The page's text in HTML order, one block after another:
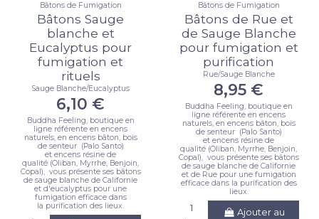
Bâtons de Fumigation
Bâtons Sauge
blanche et
Eucalyptus pour
fumigation et
rituels
Sauge Blanche/Eucalyptus
6,10 €
Buddha Feeling, boutique en
ligne référente en encens
naturels, en encens bâton, bois
de senteur (Palo Santo)
et encens résine de
qualité (Oliban, Myrrhe, Benjoin,
Copal), vous présente ses bâtons
de sauge blanche de Californie
et d'eucalyptus pour une
fumigation efficace dans
la purification des lieux.
Bâtons de Fumigation
Bâtons de Rue et
de Sauge Blanche
pour fumigation et
purification
Rue/Sauge Blanche
8,95 €
Buddha Feeling, boutique en
ligne référente en encens
naturels, en encens bâton, bois
de senteur (Palo Santo)
et encens résine de
qualité (Oliban, Myrrhe, Benjoin,
Copal), vous présente ses bâtons
de sauge blanche de Californie
et de Rue pour une fumigation
efficace dans la purification des
lieux.
Ajouter au